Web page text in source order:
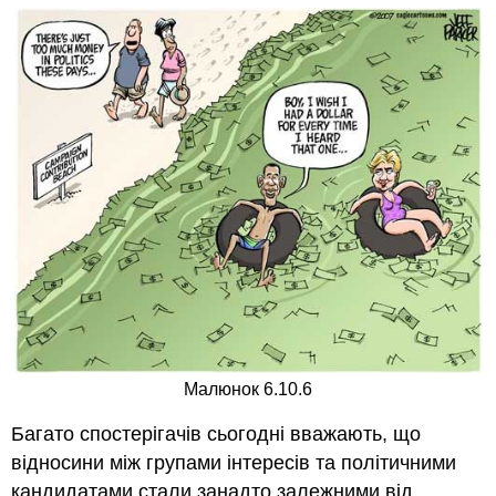
Малюнок 6.10.6
Багато спостерігачів сьогодні вважають, що
відносини між групами інтересів та політичними